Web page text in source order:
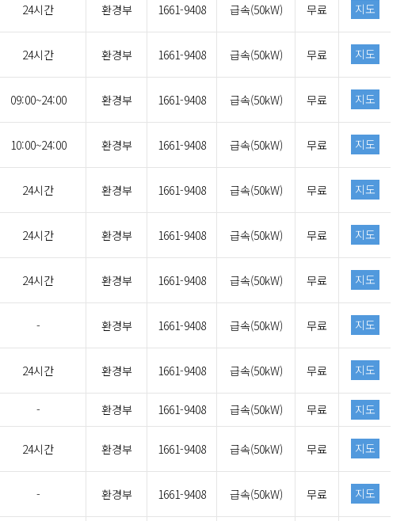
24시간 환경부 1661-9408 급속(50kW) 무료 지도
24시간 환경부 1661-9408 급속(50kW) 무료 지도
09:00~24:00 환경부 1661-9408 급속(50kW) 무료 지도
10:00~24:00 환경부 1661-9408 급속(50kW) 무료 지도
24시간 환경부 1661-9408 급속(50kW) 무료 지도
24시간 환경부 1661-9408 급속(50kW) 무료 지도
24시간 환경부 1661-9408 급속(50kW) 무료 지도
- 환경부 1661-9408 급속(50kW) 무료 지도
24시간 환경부 1661-9408 급속(50kW) 무료 지도
- 환경부 1661-9408 급속(50kW) 무료 지도
24시간 환경부 1661-9408 급속(50kW) 무료 지도
- 환경부 1661-9408 급속(50kW) 무료 지도